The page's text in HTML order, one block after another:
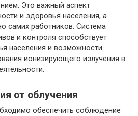
Это важный аспект
и здоровья населения, а
самих работников. Система
и контроля способствует
населения и возможности
ионизирующего излучения в
от облучения
обеспечить соблюдение